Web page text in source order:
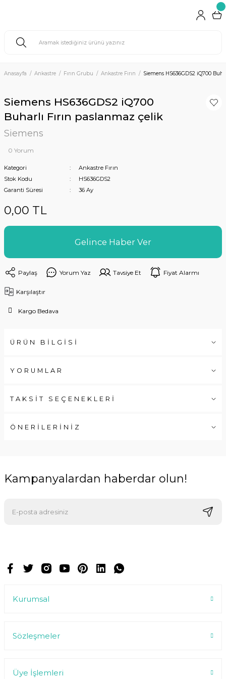
Anasayfa Ankastre Fırın Grubu Ankastre Fırın Siemens HS636GDS2 iQ700
Siemens HS636GDS2 iQ700
Buharlı Fırın paslanmaz çelik
Siemens
0 Yorum
Kategori
Ankastre Fırın
Stok Kodu
HS636GDS2
Garanti Süresi
36 Ay
0,00 TL
Gelince Haber Ver
Paylaş Yorum Yaz Tavsiye Et Fiyat Alarmı
Karşılaştır
Kargo Bedava
ÜRÜN BİLGİSİ
YORUMLAR
TAKSİT SEÇENEKLERİ
ÖNERİLERİNİZ
Kampanyalardan haberdar olun!
Kurumsal
Sözleşmeler
Üye İşlemleri